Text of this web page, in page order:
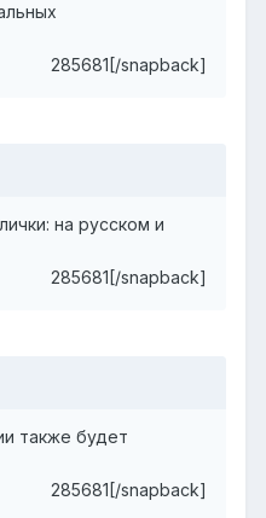
285681[/snapback]
на русском и
285681[/snapback]
также будет
285681[/snapback]